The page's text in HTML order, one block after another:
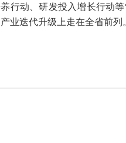
行动、研发投入增长行动
业迭代升级上走在全省前列